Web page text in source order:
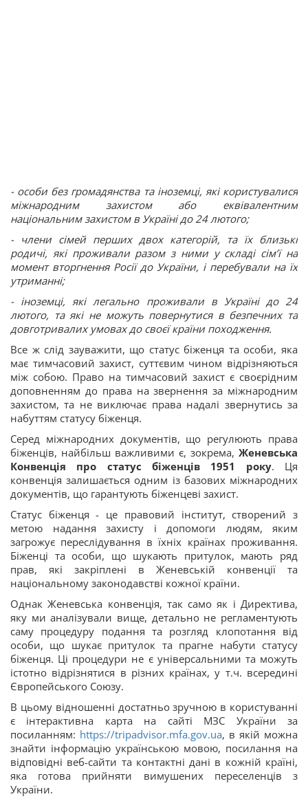
- особи без громадянства та іноземці, які користувалися
міжнародним захистом або еквівалентним
національним захистом в Україні до 24 лютого;
- члени сімей перших двох категорій, та їх близькі
родичі, які проживали разом з ними у складі сім’ї на
момент вторгнення Росії до України, і перебували на їх
утриманні;
- іноземці, які легально проживали в Україні до 24
лютого, та які не можуть повернутися в безпечних та
довготривалих умовах до своєї країни походження.
Все ж слід зауважити, що статус біженця та особи, яка
має тимчасовий захист, суттєвим чином відрізняються
між собою. Право на тимчасовий захист є своєрідним
доповненням до права на звернення за міжнародним
захистом, та не виключає права надалі звернутись за
набуттям статусу біженця.
Серед міжнародних документів, що регулюють права
біженців, найбільш важливими є, зокрема, Женевська
Конвенція про статус біженців 1951 року. Ця
конвенція залишається одним із базових міжнародних
документів, що гарантують біженцеві захист.
Статус біженця - це правовий інститут, створений з
метою надання захисту і допомоги людям, яким
загрожує переслідування в їхніх країнах проживання.
Біженці та особи, що шукають притулок, мають ряд
прав, які закріплені в Женевській конвенції та
національному законодавстві кожної країни.
Однак Женевська конвенція, так само як і Директива,
яку ми аналізували вище, детально не регламентують
саму процедуру подання та розгляд клопотання від
особи, що шукає притулок та прагне набути статусу
біженця. Ці процедури не є універсальними та можуть
істотно відрізнятися в різних країнах, у т.ч. всередині
Європейського Союзу.
В цьому відношенні достатньо зручною в користуванні
є інтерактивна карта на сайті МЗС України за
посиланням: https://tripadvisor.mfa.gov.ua, в якій можна
знайти інформацію українською мовою, посилання на
відповідні веб-сайти та контактні дані в кожній країні,
яка готова прийняти вимушених переселенців з
України.